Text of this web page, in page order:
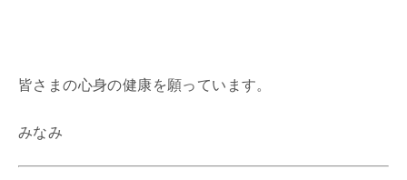
皆さまの心身の健康を願っています。
みなみ